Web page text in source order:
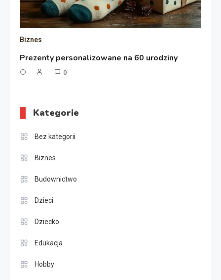
Biznes
Prezenty personalizowane na 60 urodziny
0
Kategorie
Bez kategorii
Biznes
Budownictwo
Dzieci
Dziecko
Edukacja
Hobby